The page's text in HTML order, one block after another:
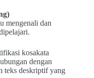
mengenali dan
kosakata
dengan
teks deskriptif yang